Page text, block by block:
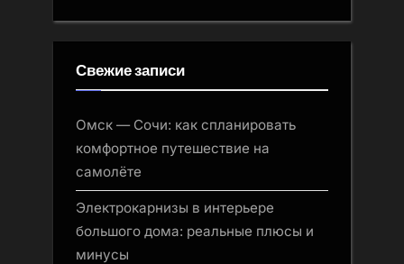
Свежие записи
Омск — Сочи: как спланировать
комфортное путешествие на
самолёте
Электрокарнизы в интерьере
большого дома: реальные плюсы и
минусы